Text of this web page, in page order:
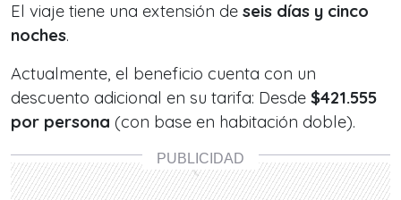
El viaje tiene una extensión de seis días y cinco
noches.
Actualmente, el beneficio cuenta con un
descuento adicional en su tarifa: Desde $421.555
por persona (con base en habitación doble).